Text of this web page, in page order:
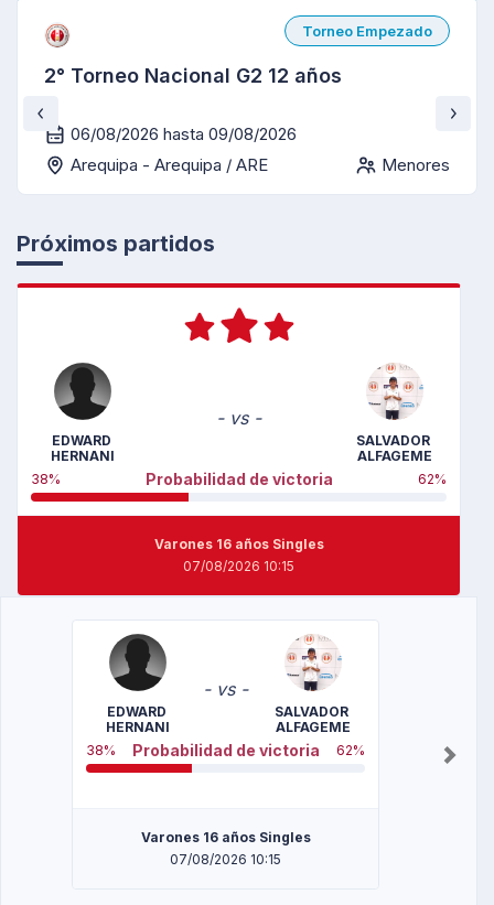
Torneo Empezado
2° Torneo Nacional G2 12 años
06/08/2026 hasta 09/08/2026
Arequipa - Arequipa / ARE
Menores
Próximos partidos
EDWARD
HERNANI
- vs -
SALVADOR
ALFAGEME
38%
Probabilidad de victoria 62%
Varones 16 años Singles
07/08/2026 10:15
5
EDWARD
HERNANI
- vs -
SALVADOR
ALFAGEME
38%
Probabilidad de victoria 62%
Varones 16 años Singles
07/08/2026 10:15
Next